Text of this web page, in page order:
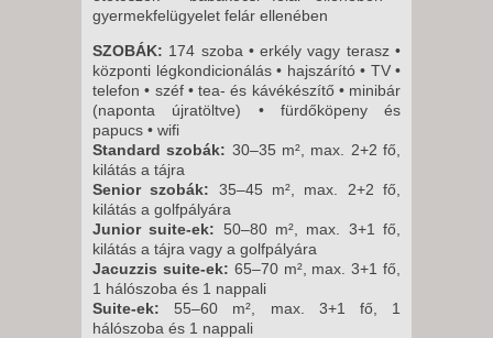
gyermekfelügyelet felár ellenében
SZOBÁK: 174 szoba • erkély vagy terasz •
központi légkondicionálás • hajszárító • TV •
telefon • széf • tea- és kávékészítő • minibár
(naponta újratöltve) • fürdőköpeny és
papucs • wifi
Standard szobák: 30–35 m², max. 2+2 fő,
kilátás a tájra
Senior szobák: 35–45 m², max. 2+2 fő,
kilátás a golfpályára
Junior suite-ek: 50–80 m², max. 3+1 fő,
kilátás a tájra vagy a golfpályára
Jacuzzis suite-ek: 65–70 m², max. 3+1 fő,
1 hálószoba és 1 nappali
Suite-ek: 55–60 m², max. 3+1 fő, 1
hálószoba és 1 nappali